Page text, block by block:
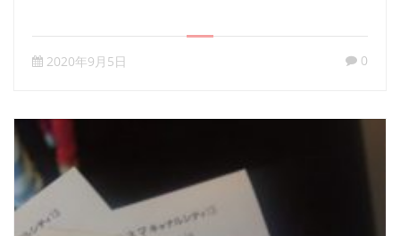
2020年9月5日 0